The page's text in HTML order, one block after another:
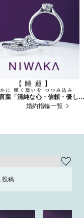
葉「清純な心・信頼・優し
いう想いを込めた愛の証を贈っ
婚約指輪一覧
投稿